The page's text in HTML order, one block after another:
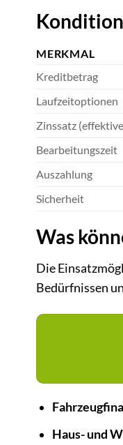
MERKMAL
Kreditbetrag
Laufzeitoptionen
Zinssatz
Bearbeitungszeit
Auszahlung
Sicherheit
Was
Die
Bedürfnissen
Haus- und